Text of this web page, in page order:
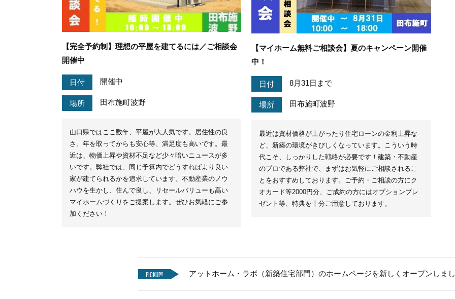
【完全予約制】理想の平屋を建てるには／ご相談会
開催中
日付 開催中
場所 田布施町波野
山口県ではここ数年、平屋が大人気です。居住性の良
さ、年を取ってからも安心等、満足度も高いです。最
近は、物価上昇や資材不足など少々暗いニュースが多
いです。弊社では、同じ予算内でどうすればより良い
家が建てられるかを追求しています。不動産業のノウ
ハウを生かし、住んで良し、リセールバリューも高い
マイホームづくりをご提案します。ぜひお気軽にご参
加ください！
【マイホーム無料ご相談会】夏のキャンペーン開催
中！
日付 8月31日まで
場所 田布施町波野
最近は資材価格が上がったり住宅ローンの金利上昇な
ど、新築の環境がきびしくなっています。こういう時
代こそ、しっかりした戦略が必要です！建築・不動産
のプロである弊社で、まずはお気軽にご相談されるこ
とをおすすめしております。ご予約・ご相談の方にク
オカード等2000円分、ご成約の方にはオプションプレ
ゼント等、特典を十分ご用意しております。
PICKUP!! アットホーム・ラボ（新築住宅部門）のホームページを新しくオープンしま